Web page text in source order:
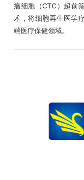
瘤细胞（CTC）超前
术，将细胞再生医学
端医疗保健领域。